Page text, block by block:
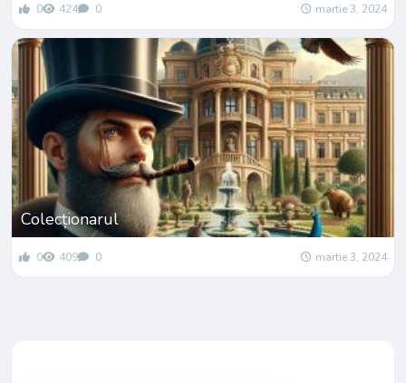
0 424 0 martie 3, 2024
Colecționarul
0 409 0 martie 3, 2024